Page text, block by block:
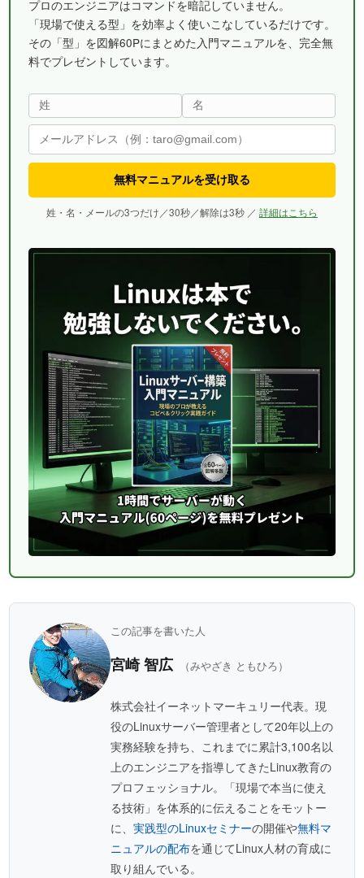
プロのエンジニアはコマンドを暗記していません。
「現場で使える型」を効率よく使いこなしているだけです。
その「型」を図解60Pにまとめた入門マニュアルを、完全無
料でプレゼントしています。
無料マニュアルを受け取る
姓・名・メールの3つだけ／30秒／解除は3秒 ／ 詳細はこちら
この記事を書いた人
宮崎 智広 （みやざき ともひろ）
株式会社イーネットマーキュリー代表。現
役のLinuxサーバー管理者として20年以上の
実務経験を持ち、これまでに累計3,100名以
上のエンジニアを指導してきたLinux教育の
プロフェッショナル。「現場で本当に使え
る技術」を体系的に伝えることをモットー
に、実践型のLinuxセミナーの開催や無料マ
ニュアルの配布を通じてLinux人材の育成に
取り組んでいる。